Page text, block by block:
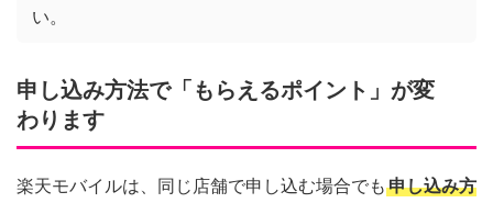
い。
申し込み方法で「もらえるポイント」が変
わります
楽天モバイルは、同じ店舗で申し込む場合でも 申し込み方